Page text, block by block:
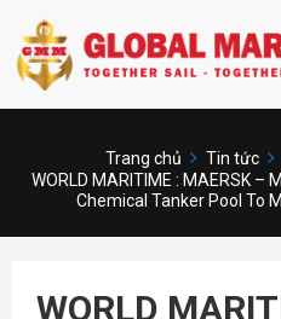
Trang chủ Tin tức
WORLD MARITIME : MAERSK –
Chemical Tanker Pool To
WORLD